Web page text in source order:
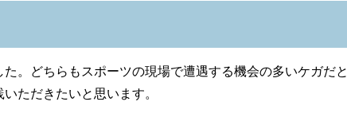
。どちらもスポーツの現場で遭遇する機会の多いケガだと
ただきたいと思います。